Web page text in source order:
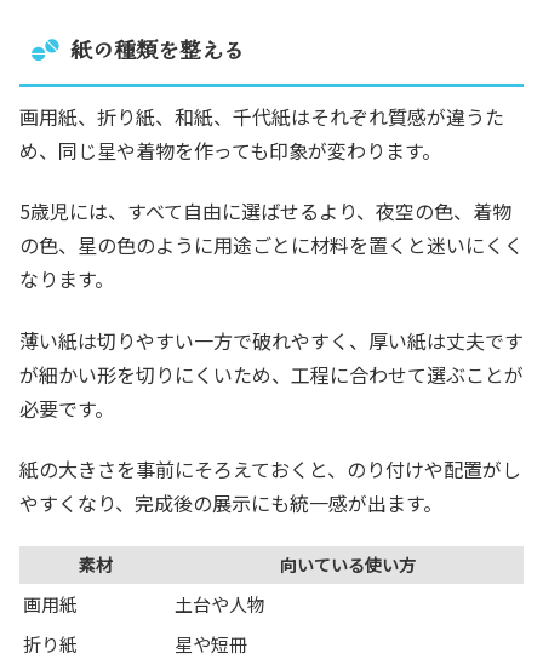
紙の種類を整える
画用紙、折り紙、和紙、千代紙はそれぞれ質感が違うた
め、同じ星や着物を作っても印象が変わります。
5歳児には、すべて自由に選ばせるより、夜空の色、着物
の色、星の色のように用途ごとに材料を置くと迷いにくく
なります。
薄い紙は切りやすい一方で破れやすく、厚い紙は丈夫です
が細かい形を切りにくいため、工程に合わせて選ぶことが
必要です。
紙の大きさを事前にそろえておくと、のり付けや配置がし
やすくなり、完成後の展示にも統一感が出ます。
素材 向いている使い方
画用紙
土台や人物
折り紙
星や短冊